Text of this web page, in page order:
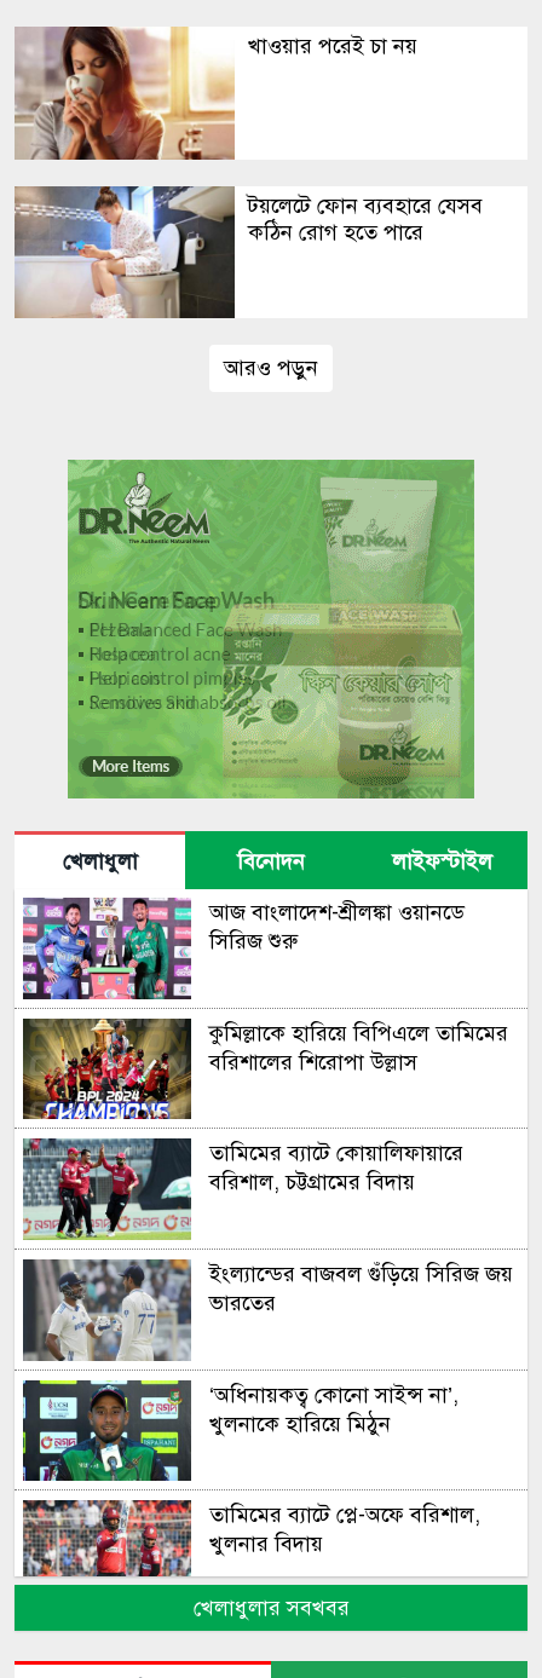
খাওয়ার পরেই চা নয়
টয়লেটে ফোন ব্যবহারে যেসব
কঠিন রোগ হতে পারে
আরও পড়ুন
খেলাধুলা বিনোদন
লাইফস্টাইল
আজ বাংলা‌দেশ-শ্রীলঙ্কা ওয়ানডে
সি‌রিজ শুরু
কুমিল্লাকে হারিয়ে বিপিএলে তামিমের
বরিশালের শিরোপা উল্লাস
তামিমের ব্যাটে কোয়ালিফায়ারে
বরিশাল, চট্টগ্রামের বিদায়
ইংল্যান্ডের বাজবল গুঁড়িয়ে সিরিজ জয়
ভারতের
‘অধিনায়কত্ব কোনো সাইন্স না’,
খুলনাকে হারিয়ে মিঠুন
তামিমের ব্যাটে প্লে-অফে বরিশাল,
খুলনার বিদায়
শেষ ওভারের রোমাঞ্চে কিউইদের
হারাল অস্ট্রেলিয়া
খেলাধুলার সবখবর